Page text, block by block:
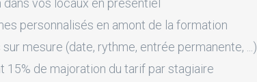
personnalisés en amont de la formation
mesure (date, rythme, entrée permanente, ...)
15% de majoration du tarif par stagiaire